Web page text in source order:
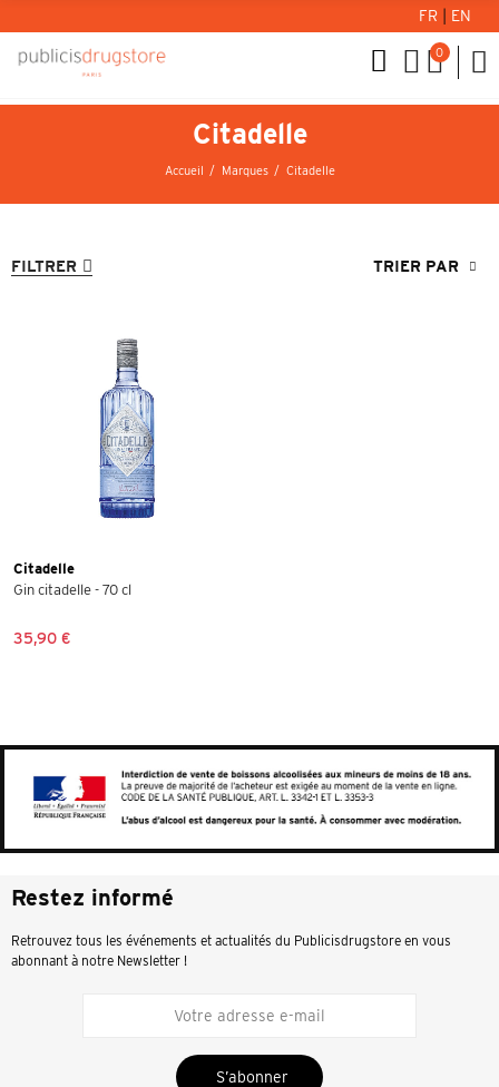
FR EN
0
Citadelle
Accueil Marques Citadelle
FILTRER TRIER PAR
Citadelle
Gin citadelle - 70 cl
35,90 €
Restez informé
Retrouvez tous les événements et actualités du Publicisdrugstore en vous
abonnant à notre Newsletter !
S’abonner